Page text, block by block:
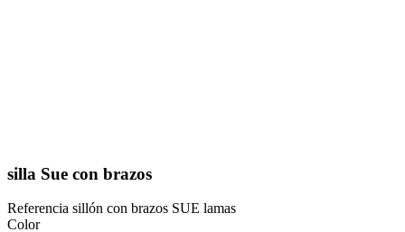
silla Sue con brazos
Referencia sillón con brazos SUE lamas
Color